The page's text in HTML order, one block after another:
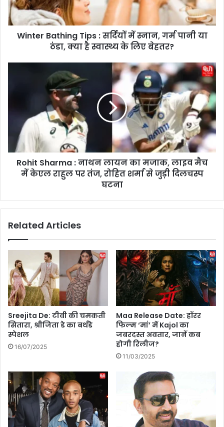
B
a
t
ग
पा
,
क्या
है
स्वा
स्थ्य
के
लि
ए
ह
त
र
?
Winter Bathing Tips : सर्दियों में स्नान, गर्म पानी या
ठंडा, क्या है स्वास्थ्य के लिए बेहतर?
r
थ
ला
म
जा
क
,
ला
इ
व
च
के
ए
ल
रा
हु
Rohit Sharma : नाथन लायन का मजाक, लाइव मैच
में केएल राहुल पर तंज, रोहित शर्मा से जुड़ी दिलचस्प
घटना
Related Articles
Sreejita De: टीवी की चमकती
सितारा, श्रीजिता डे का बर्थडे
स्पेशल
16/07/2025
Maa Release Date: हॉरर
फिल्म ‘मां’ में Kajol का
जबरदस्त अवतार, जानें कब
होगी रिलीज?
11/03/2025